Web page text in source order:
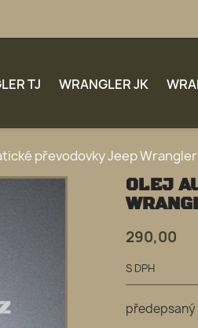
TJ WRANGLER JK
převodovky Jeep Wrangler
OLEJ
290,00
S DPH
předepsaný